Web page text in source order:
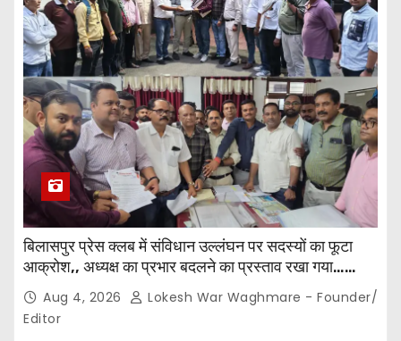
बिलासपुर प्रेस क्लब में संविधान उल्लंघन पर सदस्यों का फूटा
आक्रोश,, अध्यक्ष का प्रभार बदलने का प्रस्ताव रखा गया…
करीब 150 सदस्यों की बैठक में कई अहम प्रस्ताव सर्वसम्मति से
पारित,, पत्रकारों ने कलेक्टर व सहायक पंजीयक को सौंपा
ज्ञापन…
Aug 4, 2026
Lokesh War Waghmare - Founder/
Editor